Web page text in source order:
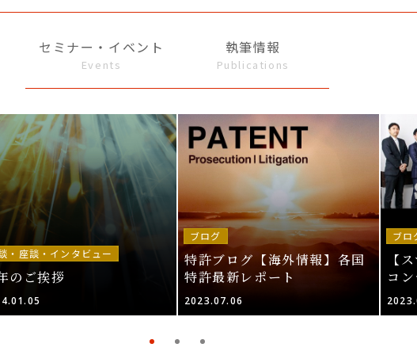
セミナー・イベント
Events
執筆情報
Publications
・座談・インタビュー
のご挨拶
ブログ
特許ブログ【海外情報】各国
特許最新レポート
2023.07.06
ブロ
【
コ